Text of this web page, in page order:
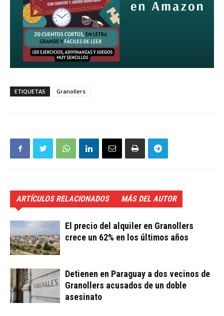
ETIQUETAS Granollers
ARTÍCULOS RELACIONADOS MÁS DEL AUTOR
El precio del alquiler en Granollers
crece un 62% en los últimos años
Detienen en Paraguay a dos vecinos de
Granollers acusados de un doble
asesinato